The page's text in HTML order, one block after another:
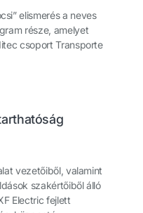
elismerés a neves
része, amelyet
csoport Transporte
vezetőiből, valamint
szakértőiből álló
Electric fejlett